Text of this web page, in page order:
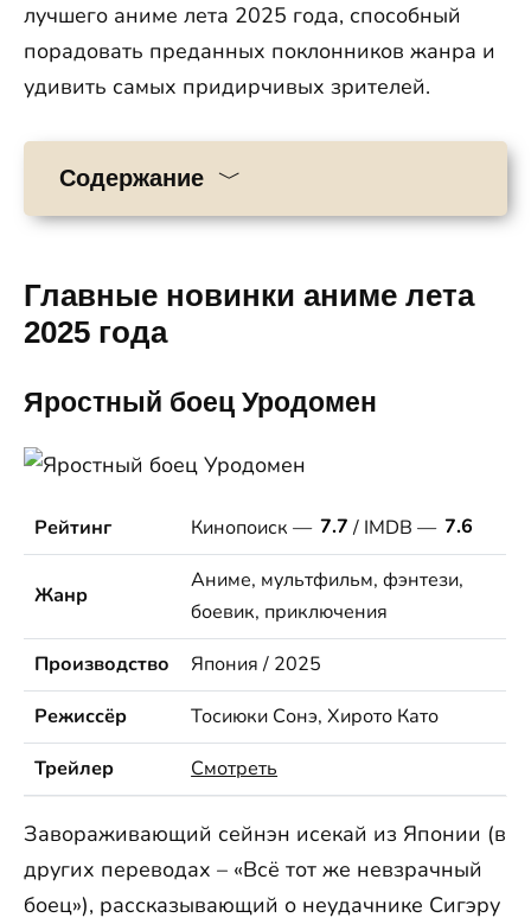
лучшего аниме лета 2025 года, способный
порадовать преданных поклонников жанра и
удивить самых придирчивых зрителей.
Содержание
Главные новинки аниме лета
2025 года
Яростный боец Уродомен
Рейтинг Кинопоиск — 7.7 / IMDB — 7.6
Жанр
Аниме, мультфильм, фэнтези,
боевик, приключения
Производство
Япония / 2025
Режиссёр
Тосиюки Сонэ, Хирото Като
Трейлер
Смотреть
Завораживающий сейнэн исекай из Японии (в
других переводах – «Всё тот же невзрачный
боец»), рассказывающий о неудачнике Сигэру